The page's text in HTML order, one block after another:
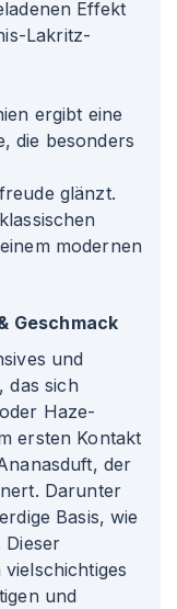
Effekt
Lakritz-
ergibt eine
die besonders
glänzt.
modernen
Geschmack
und
das sich
Haze-
ersten Kontakt
der
Darunter
Basis, wie
Dieser
und